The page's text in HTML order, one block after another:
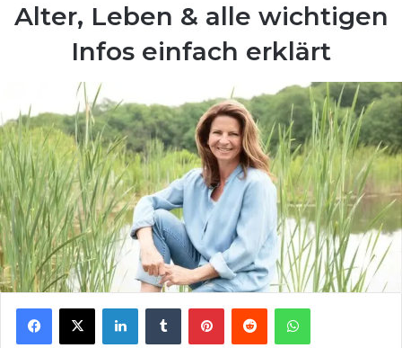
Alter, Leben & alle wichtigen
Infos einfach erklärt
Facebook
X LinkedInTumblr PinterestReddit WhatsApp